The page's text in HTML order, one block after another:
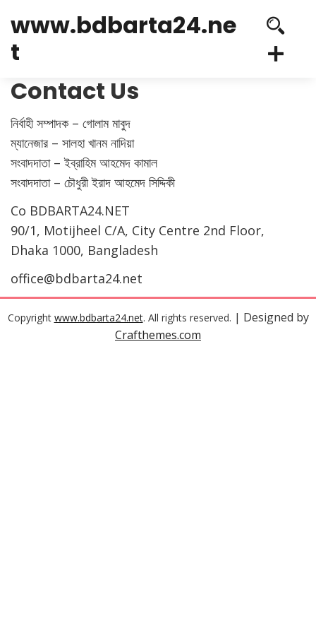
www.bdbarta24.ne
t
Contact Us
নির্বাহী সম্পাদক – গোলাম মাবুদ
ম্যানেজার – সালহা খানম নাদিয়া
সংবাদদাতা – ইব্রাহিম আহমেদ কামাল
সংবাদদাতা – চৌধুরী ইরাদ আহমেদ সিদ্দিকী
Co BDBARTA24.NET
90/1, Motijheel C/A, City Centre 2nd Floor,
Dhaka 1000, Bangladesh
office@bdbarta24.net
Copyright www.bdbarta24.net. All rights reserved. | Designed by
Crafthemes.com